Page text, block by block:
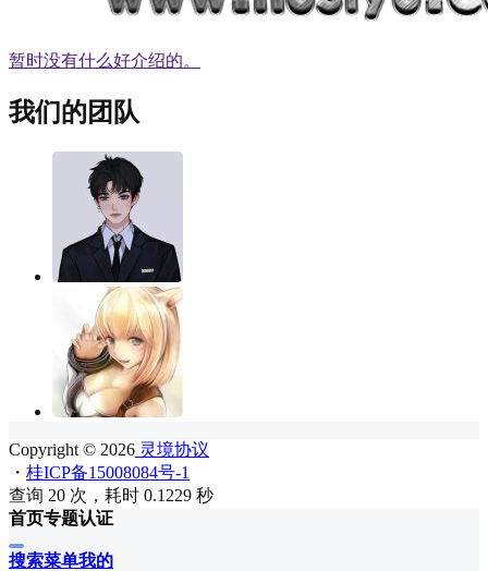
暂时没有什么好介绍的。
我们的团队
Copyright © 2026 灵境协议
・ 桂ICP备15008084号-1
查询 20 次，耗时 0.1229 秒
首页专题认证
搜索菜单我的